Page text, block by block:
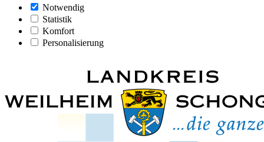
Notwendig
Statistik
Komfort
Personalisierung